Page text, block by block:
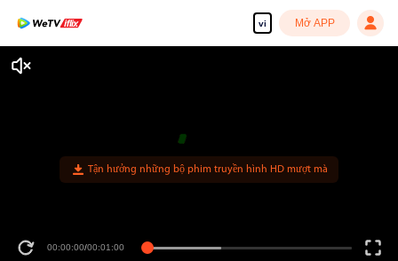
vi Mở APP
Tận hưởng những bộ phim truyền hình HD mượt mà
00:00:00/00:01:00